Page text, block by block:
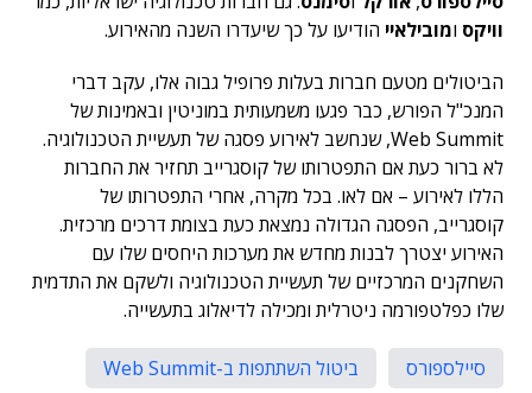
וויקס ומובילאיי הודיעו על כך שיעדרו השנה מהאירוע.
הביטולים מטעם חברות בעלות פרופיל גבוה אלו, עקב דברי
המנכ"ל הפורש, כבר פגעו משמעותית במוניטין ובאמינות של
Web Summit, שנחשב לאירוע פסגה של תעשיית הטכנולוגיה.
לא ברור כעת אם התפטרותו של קוסגרייב תחזיר את החברות
הללו לאירוע – אם לאו. בכל מקרה, אחרי התפטרותו של
קוסגרייב, הפסגה הגדולה נמצאת כעת בצומת דרכים מרכזית.
האירוע יצטרך לבנות מחדש את מערכות היחסים שלו עם
השחקנים המרכזיים של תעשיית הטכנולוגיה ולשקם את התדמית
שלו כפלטפורמה ניטרלית ומכילה לדיאלוג בתעשייה.
סיילספורס
ביטול השתתפות ב-Web Summit